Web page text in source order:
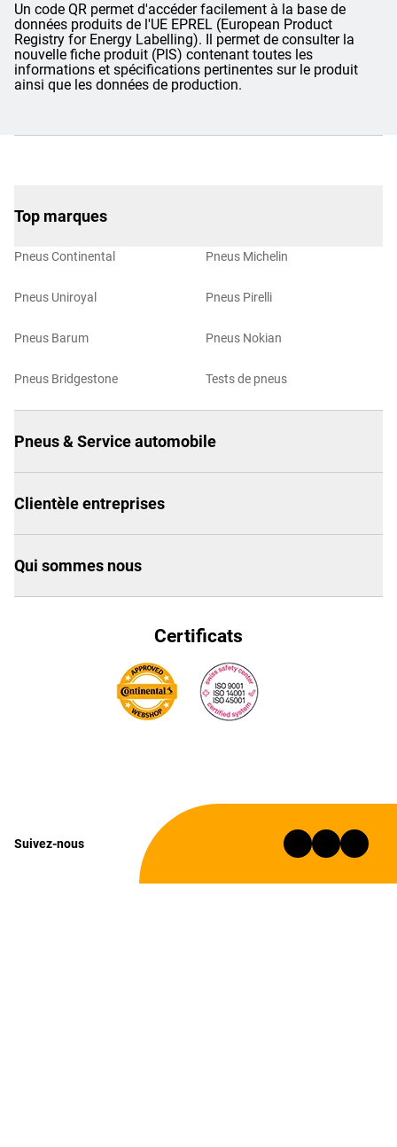
Un code QR permet d'accéder facilement à la base de
données produits de l'UE EPREL (European Product
Registry for Energy Labelling). Il permet de consulter la
nouvelle fiche produit (PIS) contenant toutes les
informations et spécifications pertinentes sur le produit
ainsi que les données de production.
Top marques
Pneus Continental
Pneus Uniroyal
Pneus Barum
Pneus Bridgestone
Pneus Michelin
Pneus Pirelli
Pneus Nokian
Tests de pneus
Pneus & Service automobile
Clientèle entreprises
Qui sommes nous
Certificats
Suivez-nous